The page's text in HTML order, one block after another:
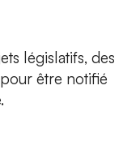
législatifs, des
être notifié